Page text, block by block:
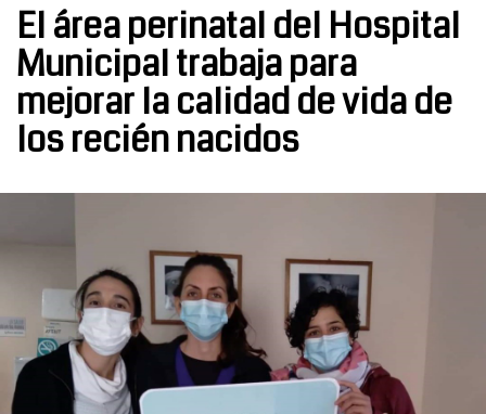
El área perinatal del Hospital
Municipal trabaja para
mejorar la calidad de vida de
los recién nacidos